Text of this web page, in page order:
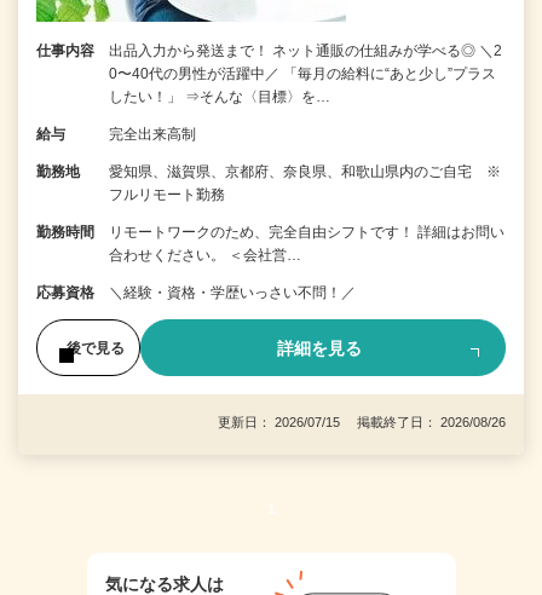
仕事内容
出品入力から発送まで！ ネット通販の仕組みが学べる◎ ＼2
0〜40代の男性が活躍中／ 「毎月の給料に“あと少し”プラス
したい！」 ⇒そんな〈目標〉を…
給与 完全出来高制
勤務地
愛知県、滋賀県、京都府、奈良県、和歌山県内のご自宅 ※
フルリモート勤務
勤務時間
リモートワークのため、完全自由シフトです！ 詳細はお問い
合わせください。 ＜会社営…
応募資格 ＼経験・資格・学歴いっさい不問！／
後で見る 詳細を見る
更新日： 2026/07/15 掲載終了日： 2026/08/26
1
気になる求人は